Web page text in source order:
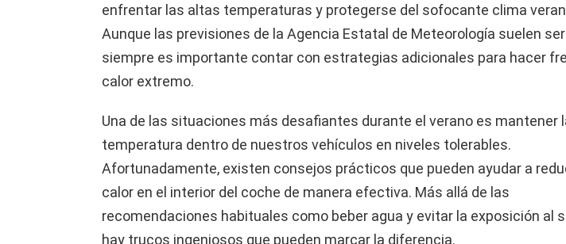
enfrentar las altas temperaturas y protegerse del sofocante clima
Aunque las previsiones de la Agencia Estatal de Meteorología suelen
siempre es importante contar con estrategias adicionales para hacer
calor extremo.
Una de las situaciones más desafiantes durante el verano es mantener
temperatura dentro de nuestros vehículos en niveles tolerables.
Afortunadamente, existen consejos prácticos que pueden ayudar a
calor en el interior del coche de manera efectiva. Más allá de las
recomendaciones habituales como beber agua y evitar la exposición al
hay trucos ingeniosos que pueden marcar la diferencia.